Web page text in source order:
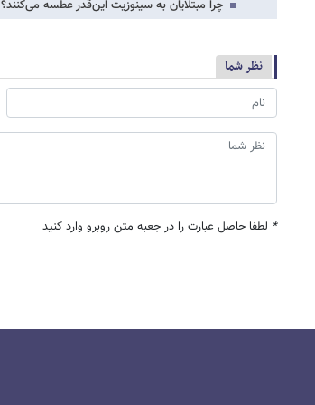
چرا مبتلایان به سینوزیت این‌قدر عطسه می‌کنند؟
نظر شما
* لطفا حاصل عبارت را در جعبه متن روبرو وارد کنید